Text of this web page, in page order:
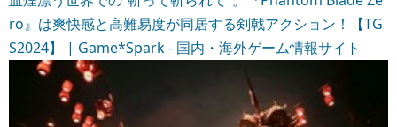
ro』は爽快感と高難易度が同居する剣戟アクション！【TG
S2024】 | Game*Spark - 国内・海外ゲーム情報サイト